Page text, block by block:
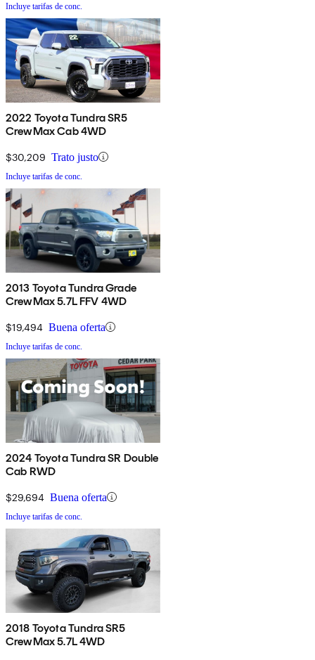
Incluye tarifas de conc.
2022 Toyota Tundra SR5
CrewMax Cab 4WD
$30,209 Trato justo
Incluye tarifas de conc.
2013 Toyota Tundra Grade
CrewMax 5.7L FFV 4WD
$19,494 Buena oferta
Incluye tarifas de conc.
2024 Toyota Tundra SR Double
Cab RWD
$29,694 Buena oferta
Incluye tarifas de conc.
2018 Toyota Tundra SR5
CrewMax 5.7L 4WD